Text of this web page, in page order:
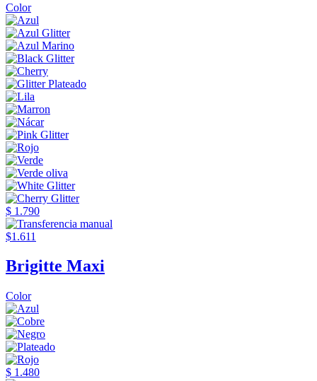
Color
$ 1.790
$1.611
Brigitte Maxi
Color
$ 1.480